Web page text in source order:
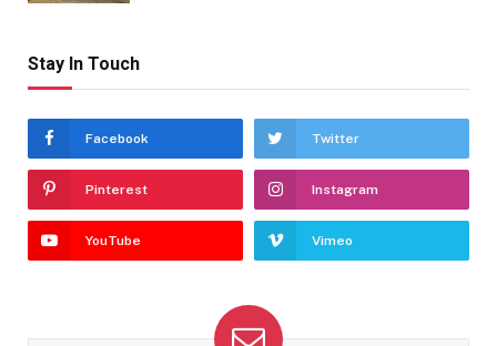
Stay In Touch
Facebook Twitter
Pinterest Instagram
YouTube Vimeo